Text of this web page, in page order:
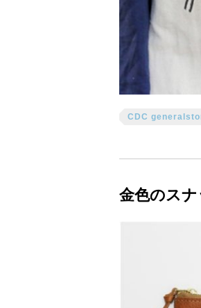
CDC
金色のス